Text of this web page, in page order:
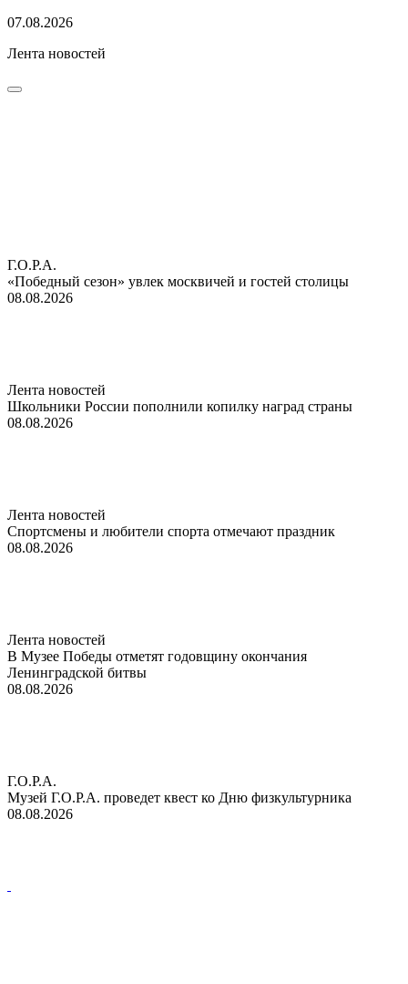
07.08.2026
Лента новостей
Г.О.Р.А.
«Победный сезон» увлек москвичей и гостей столицы
08.08.2026
Лента новостей
Школьники России пополнили копилку наград страны
08.08.2026
Лента новостей
Спортсмены и любители спорта отмечают праздник
08.08.2026
Лента новостей
В Музее Победы отметят годовщину окончания
Ленинградской битвы
08.08.2026
Г.О.Р.А.
Музей Г.О.Р.А. проведет квест ко Дню физкультурника
08.08.2026